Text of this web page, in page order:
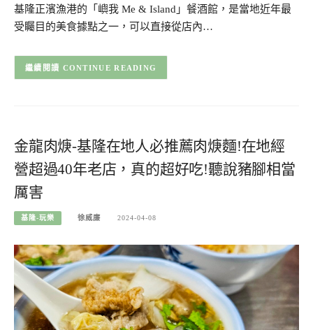
基隆正濱漁港的「嶼我 Me & Island」餐酒館，是當地近年最
受矚目的美食據點之一，可以直接從店內…
CONTINUE READING
金龍肉焿-基隆在地人必推薦肉焿麵!在地經
營超過40年老店，真的超好吃!聽說豬腳相當
厲害
基隆-玩樂 徐威廉 2024-04-08